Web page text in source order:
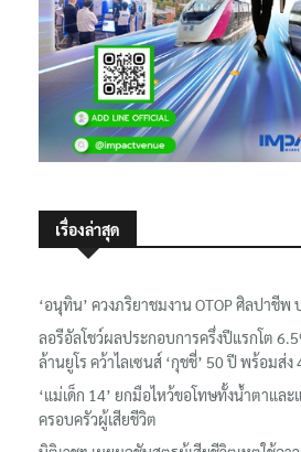
เรื่องล่าสุด
‘อนุทิน’ ควงภริยาชมงาน OTOP ศิลปาชีพ
ลอรีอัลโชว์ผลประกอบการครึ่งปีแรกโต
ล้านยูโร คว้าไลเซนส์ ‘กุชชี่’ 50 ปี พร้อมส่
‘แม่เด็ก 14’ ยกมือไหว้ขอโทษทั้งน้ำตาและ
ครอบครัวผู้เสียชีวิต